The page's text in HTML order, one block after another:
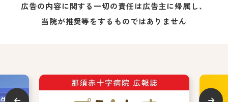
広告の内容に関する一切の責任は広告主に帰属し、
当院が推奨等をするものではありません